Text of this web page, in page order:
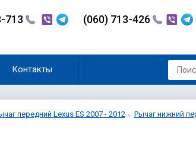
713
(060) 713-426
Контакты
передний Lexus ES 2007 - 2012
Рычаг нижний